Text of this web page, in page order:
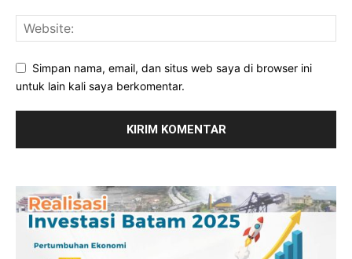
Simpan nama, email, dan situs web saya di browser ini
untuk lain kali saya berkomentar.